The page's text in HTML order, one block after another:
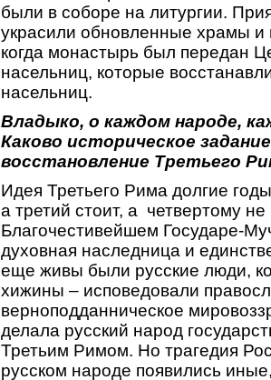
были в соборе на литургии.
украсили обновленные храмы и
когда монастырь был передан
насельниц, которые
насельниц.
Владыко, о каждом народе,
Каково историческое
восстановление Третьего
Идея Третьего Рима долгие
а третий стоит, а четвертому
Благочестивейшем Государе-
духовная наследница и
еще живы были русские люди,
хижины – исповедовали
верноподданническое
делала русский народ
Третьим Римом. Но трагедия
русском народе появились